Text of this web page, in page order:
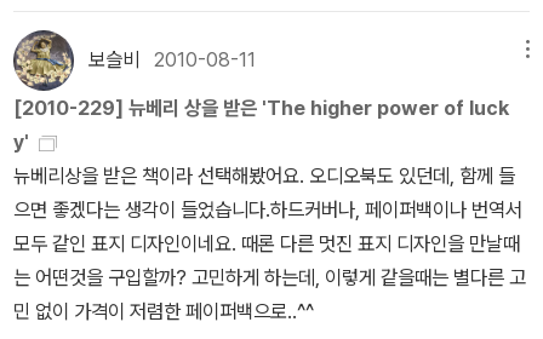
다...라는 생각을 하게 됩니다.혈연관계는 아니지만, 마음으로 연결되
어 새롭게 가족으로 태어난 럭키와 브리짓을 보면서 입양에 관한 많
은 생각을 하게 했어요. 브리짓이 좋은 사람이었기에, 럭키도 브리짓
에게 마음을 열수 있었던것 같습니다.럭키가 살고 있는 하드팬 마을
은 소외받는 사람들이 모여 사는 곳이랍니다. 어찌보면 우리가 알고
있는 인생에 있어 패배자들만 모여 있는것 같지만, 마을 사람들끼리
서로 사랑하고 아껴주는 모습을 보면서 어찌 그들을 패배자라고 말할
수 있을까? 하는 생각이 들었어요.가장 최악의 순간에서 인생의 전환
점을 찾게 해준 사건과 희망을 잃지 않는 용기를 럭키는 마을사람들
을 통해 배우게 됩니다.정말 '행운'을 뜻하는 럭키라는 이름을 가진 아
보슬비 2010-08-11
[2010-229] 뉴베리 상을 받은 'The higher power of luck
y'
뉴베리상을 받은 책이라 선택해봤어요. 오디오북도 있던데, 함께 들
으면 좋겠다는 생각이 들었습니다.하드커버나, 페이퍼백이나 번역서
모두 같인 표지 디자인이네요. 때론 다른 멋진 표지 디자인을 만날때
는 어떤것을 구입할까? 고민하게 하는데, 이렇게 같을때는 별다른 고
민 없이 가격이 저렴한 페이퍼백으로..^^